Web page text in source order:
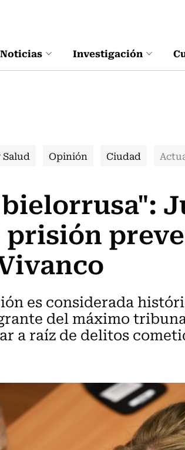
Noticias Investigación
Salud Opinión Ciudad
es considerada
del máximo
a raíz de delitos